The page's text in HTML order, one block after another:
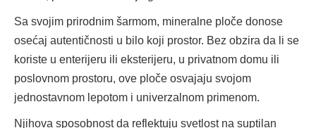
Sa svojim prirodnim šarmom, mineralne ploče donose
osećaj autentičnosti u bilo koji prostor. Bez obzira da li se
koriste u enterijeru ili eksterijeru, u privatnom domu ili
poslovnom prostoru, ove ploče osvajaju svojom
jednostavnom lepotom i univerzalnom primenom.
Njihova sposobnost da reflektuju svetlost na suptilan